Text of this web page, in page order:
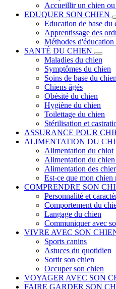
Accueillir un chien
EDUQUER SON CHIEN
Education de base du
Apprentissage des
Méthodes d'éducation
SANTÉ DU CHIEN
Maladies du chien
Symptômes du chien
Soins de base du chien
Chiens âgés
Obésité du chien
Hygiène du chien
Toilettage du chien
Stérilisation et
ASSURANCE POUR
ALIMENTATION DU
Alimentation du chiot
Alimentation du
Alimentation des
Est-ce que mon chien
COMPRENDRE SON
Personnalité et
Comportement du
Langage du chien
Communiquer avec
VIVRE AVEC SON
Sports canins
Astuces du quotidien
Sortir son chien
Occuper son chien
VOYAGER AVEC SON
FAIRE GARDER SON